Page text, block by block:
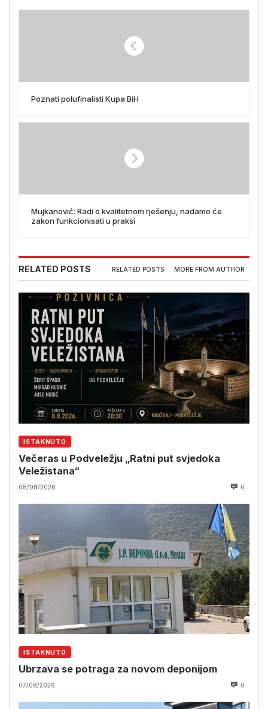
Poznati polufinalisti Kupa BiH
Mujkanović: Radi o kvalitetnom rješenju, nadamo će
zakon funkcionisati u praksi
RELATED POSTS RELATED POSTS MORE FROM AUTHOR
ISTAKNUTO
Večeras u Podveležju „Ratni put svjedoka
Veležistana“
08/08/2026 0
ISTAKNUTO
Ubrzava se potraga za novom deponijom
07/08/2026 0